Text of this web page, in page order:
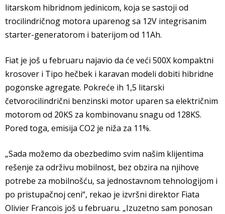
litarskom hibridnom jedinicom, koja se sastoji od
trocilindričnog motora uparenog sa 12V integrisanim
starter-generatorom i baterijom od 11Ah.
Fiat je još u februaru najavio da će veći 500X kompaktni
krosover i Tipo hečbek i karavan modeli dobiti hibridne
pogonske agregate. Pokreće ih 1,5 litarski
četvorocilindrični benzinski motor uparen sa električnim
motorom od 20KS za kombinovanu snagu od 128KS.
Pored toga, emisija CO2 je niža za 11%.
„Sada možemo da obezbedimo svim našim klijentima
rešenje za održivu mobilnost, bez obzira na njihove
potrebe za mobilnošću, sa jednostavnom tehnologijom i
po pristupačnoj ceni“, rekao je izvršni direktor Fiata
Olivier Francois još u februaru. „Izuzetno sam ponosan